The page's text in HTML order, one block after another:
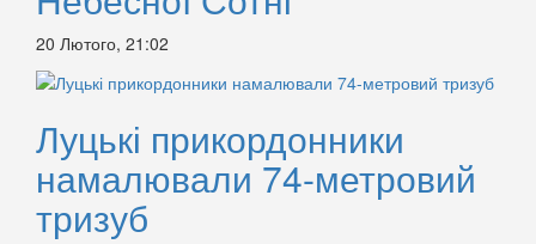
20 Лютого, 21:02
Луцькі прикордонники
намалювали 74-метровий
тризуб